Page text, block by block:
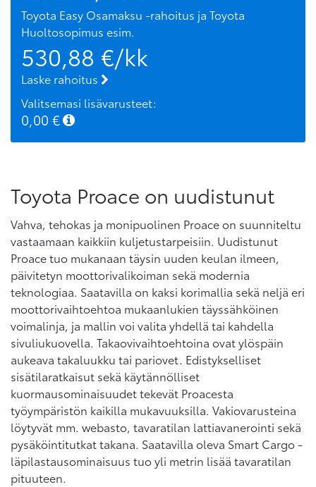
Toyota Easy Osamaksu -rahoitus ja Toyota
Huoltosopimus esim.
530,88 €/kk
Laske rahoitus
Valitsemasi lisävarusteet:
0,00 €
Toyota Proace on uudistunut
Vahva, tehokas ja monipuolinen Proace on suunniteltu
vastaamaan kaikkiin kuljetustarpeisiin. Uudistunut
Proace tuo mukanaan täysin uuden keulan ilmeen,
päivitetyn moottorivalikoiman sekä modernia
teknologiaa. Saatavilla on kaksi korimallia sekä neljä eri
moottorivaihtoehtoa mukaanlukien täyssähköinen
voimalinja, ja mallin voi valita yhdellä tai kahdella
sivuliukuovella. Takaovivaihtoehtoina ovat ylöspäin
aukeava takaluukku tai pariovet. Edistykselliset
sisätilaratkaisut sekä käytännölliset
kuormausominaisuudet tekevät Proacesta
työympäristön kaikilla mukavuuksilla. Vakiovarusteina
löytyvät mm. webasto, tavaratilan lattiavanerointi sekä
pysäköintitutkat takana. Saatavilla oleva Smart Cargo -
läpilastausominaisuus tuo yli metrin lisää tavaratilan
pituuteen.